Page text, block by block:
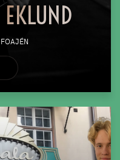
FOAJÉN